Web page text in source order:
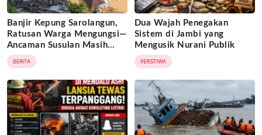
Banjir Kepung Sarolangun,
Ratusan Warga Mengungsi—
Ancaman Susulan Masih
Mengintai
BERITA
Dua Wajah Penegakan
Sistem di Jambi yang
Mengusik Nurani Publik
PERISTIWA